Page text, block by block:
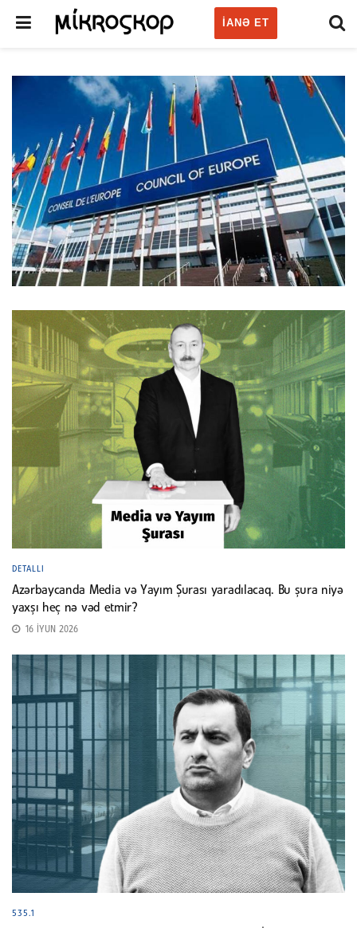
IANƏ ET
DETALLI
Azərbaycanda Media və Yayım Şurası yaradılacaq. Bu şura niyə
yaxşı heç nə vəd etmir?
16 İYUN 2026
535.1